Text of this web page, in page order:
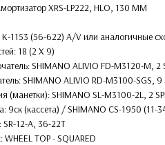
XRS-LP222, HLO, 130 MM
1153 (56-622) A/V или аналогичные
18 (2 X 9)
SHIMANO ALIVIO FD-M3120-M, 2
SHIMANO ALIVIO RD-M3100-SGS, 9
(манетки): SHIMANO SL-M3100-2L, 2
9ск (кассета) / SHIMANO CS-1950 (11-
12-A, 36-22T
TOP - SQUARED